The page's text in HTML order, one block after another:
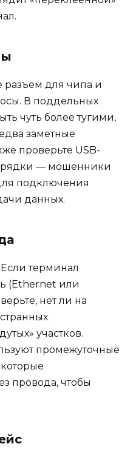
разъем для чипа и
В поддельных
чуть более тугими,
заметные
проверьте USB-
— мошенники
подключения
данных.
Если терминал
(Ethernet или
нет ли на
участков.
промежуточные
провода, чтобы